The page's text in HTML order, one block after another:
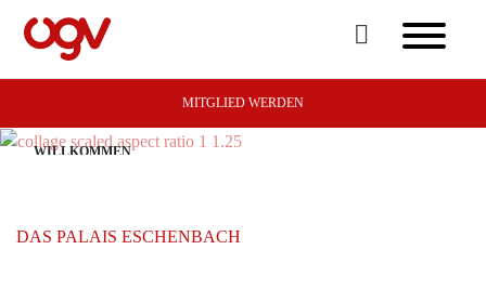
MITGLIED WERDEN
WILLKOMMEN
DAS PALAIS ESCHENBACH